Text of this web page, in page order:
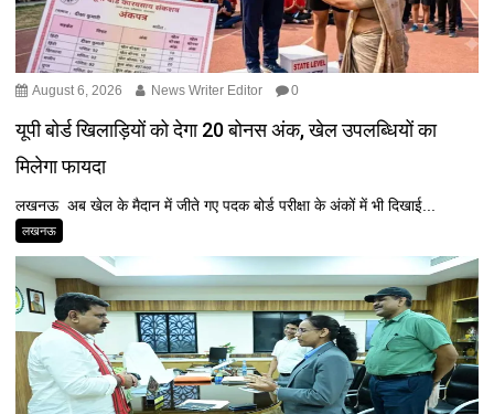
August 6, 2026 News Writer Editor 0
यूपी बोर्ड खिलाड़ियों को देगा 20 बोनस अंक, खेल उपलब्धियों का
मिलेगा फायदा
लखनऊ अब खेल के मैदान में जीते गए पदक बोर्ड परीक्षा के अंकों में भी दिखाई...
लखनऊ